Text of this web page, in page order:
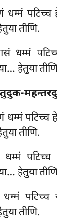
धम्मं पटिच्च
तीणि.
धम्मं
हेतुया
धम्मं पटिच्च
तीणि.
पटिच्च
हेतुया
पटिच्च
तीणि.